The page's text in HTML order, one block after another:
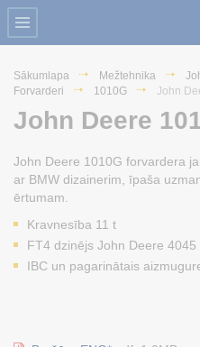
Sākumlapa Mežtehnika
Forvarderi
1010G John
John Deere
John Deere 1010G forvardera
ar BMW dizainerim, īpaša
ērtumam.
Kravnesība 11 t
FT4 dzinējs John Deere 4045
IBC un pagarinātais